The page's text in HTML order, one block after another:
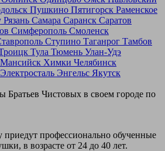
Пушкино Пятигорск Раменское
Рязань Самара Саранск Саратов
Симферополь Смоленск
Ступино Таганрог Тамбов
Тула Тюмень Улан-Удэ
Химки Челябинск
Электросталь Энгельс Якутск
Братьев Чистовых в своем городе по
приедут профессионально обученные
в возрасте от 24 до 40 лет.